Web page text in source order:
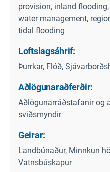
provision, inland
water management,
tidal flooding
Loftslagsáhrif:
Þurrkar, Flóð,
Aðlögunaraðferðir:
Aðlögunarráðstafanir og
sviðsmyndir
Geirar:
Landbúnaður, Minnkun
Vatnsbúskapur